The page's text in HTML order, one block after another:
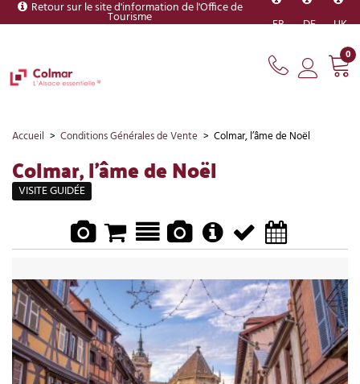
Retour sur le site d'information de l'Office de
Tourisme FR DE UK
0
Accueil > Conditions Générales de Vente > Colmar, l’âme de Noël
Colmar, l’âme de Noël
VISITE GUIDÉE